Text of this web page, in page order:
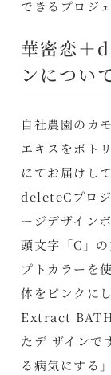
できるプロジ
華密恋＋
ンについ
自社農園のカ
エキスをボト
にてお届けし
deleteCプロ
ージデザイン
頭文字「C」
プトカラーを
体をピンクに
Extract BATH
たデ ザインで
る病気にする